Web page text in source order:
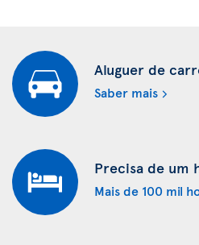
Aluguer de
Saber mais
Precisa de um
Mais de 100 mil